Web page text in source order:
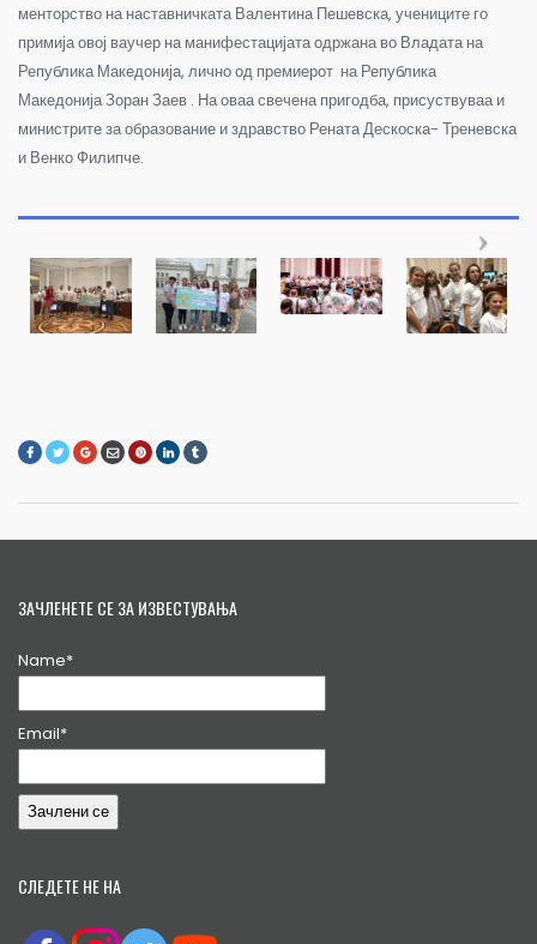
менторство на наставничката Валентина Пешевска, учениците го
примија овој ваучер на манифестацијата одржана во Владата на
Република Македонија, лично од премиерот на Република
Македонија Зоран Заев . На оваа свечена пригодба, присуствуваа и
министрите за образование и здравство Рената Дескоска- Треневска
и Венко Филипче.
ЗАЧЛЕНЕТЕ СЕ ЗА ИЗВЕСТУВАЊА
Name*
Email*
СЛЕДЕТЕ НЕ НА